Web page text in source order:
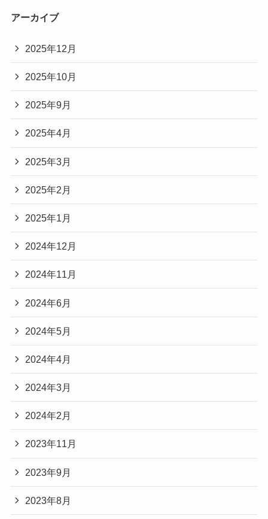
アーカイブ
2025年12月
2025年10月
2025年9月
2025年4月
2025年3月
2025年2月
2025年1月
2024年12月
2024年11月
2024年6月
2024年5月
2024年4月
2024年3月
2024年2月
2023年11月
2023年9月
2023年8月